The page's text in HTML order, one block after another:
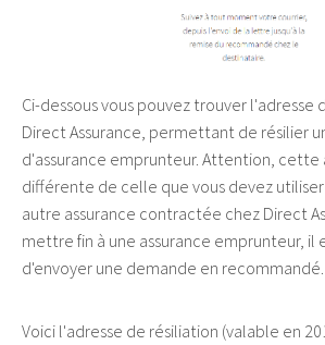
Ci-dessous vous pouvez trouver l'adresse
Direct Assurance, permettant de résilier
d'assurance emprunteur. Attention, cette
différente de celle que vous devez
autre assurance contractée chez Direct
mettre fin à une assurance emprunteur, il
d'envoyer une demande en recommandé.
Voici l'adresse de résiliation (valable en